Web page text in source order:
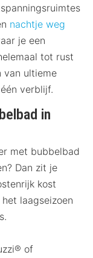
nachtje weg
je een
tot rust
van ultieme
verblijf.
in
met bubbelbad
Dan zit je
kost
laagseizoen
of